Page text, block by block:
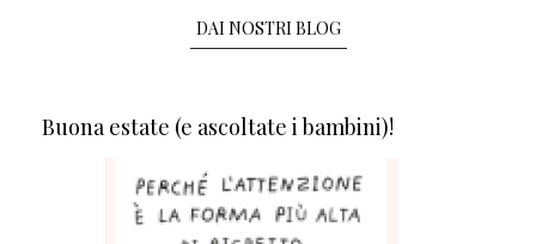
DAI NOSTRI BLOG
Buona estate (e ascoltate i bambini)!